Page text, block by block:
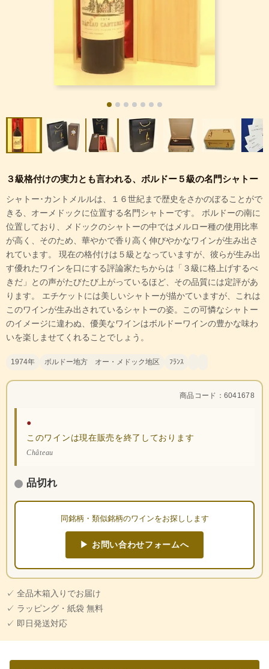
３級格付けの実力とも言われる、ボルドー５級の名門シャトー
シャトー･カントメルルは、１６世紀まで歴史をさかのぼることがで
きる、オーメドックに位置する名門シャトーです。 ボルドーの南に
位置しており、メドックのシャトーの中ではメルロー種の使用比率
が高く、そのため、華やかで香り高く伸びやかなワインが生み出さ
れています。 現在の格付けは５級となっていますが、彼らが生み出
す優れたワインを口にする評論家たちからは「３級に格上げするべ
きだ」との声がたびたび上がっているほど、その品質には定評があ
ります。 エチケットには美しいシャトーが描かていますが、これは
このワインが生み出されているシャトーの姿。この可憐なシャトー
のイメージに違わぬ、優美なワインはボルドーワインの豊かな味わ
いを楽しませてくれることでしょう。
1974年 ボルドー地方 オー・メドック地区 ﾌﾗﾝｽ
商品コード：6041678
●
このワインは現在販売を終了しております
Château
品切れ
同銘柄・類似銘柄のワインをお探しします
▶ お問い合わせフォームへ
✓ 全品木箱入りでお届け
✓ ラッピング・紙袋 無料
✓ 即日発送対応